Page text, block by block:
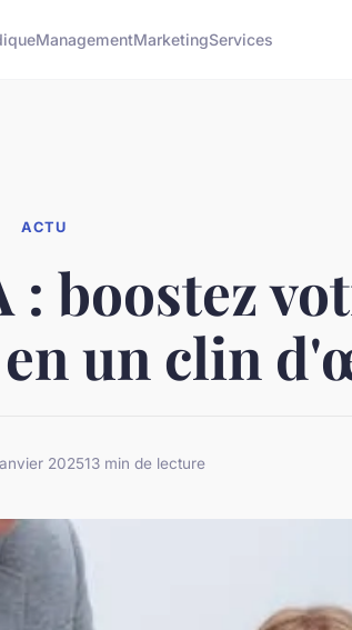
ManagementMarketingServices
ACTU
: boostez
un clin
202513 min de lecture